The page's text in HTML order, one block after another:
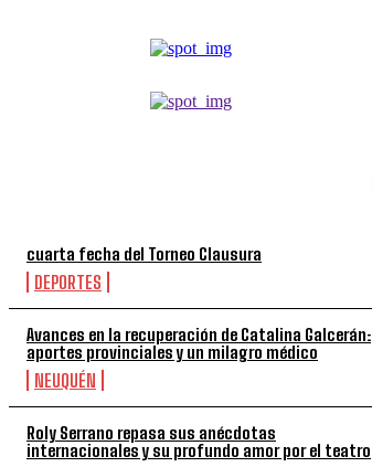
cuarta fecha del Torneo Clausura
DEPORTES
Avances en la recuperación de Catalina Galcerán:
aportes provinciales y un milagro médico
NEUQUÉN
Roly Serrano repasa sus anécdotas
internacionales y su profundo amor por el teatro